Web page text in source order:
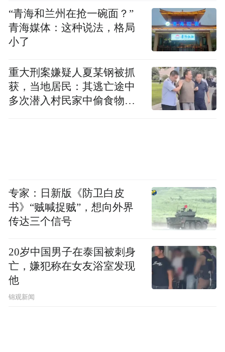
之于青岛，在一定程度上，澎湃的胶州湾是
城市发展的重要引擎。在各地关注拥湾发展
级湾区”。
2023年9月，青岛发布环湾重点地区城市设计
以此为要，若激活湾底的红岛，做好这片战
略留白用地的规划，无疑将使得青岛本土资
源得到无限的放大，同时对于拉开城市骨
“特别声明：以上作品内容(包括在内的视频、图片或音
频)为凤凰网旗下自媒体平台“大风号”用户上传并发
布，本平台仅提供信息存储空间服务。
“青海和兰州在抢一碗面？”
青海媒体：这种说法，格局
小了
重大刑案嫌疑人夏某钢被抓
获，当地居民：其逃亡途中
多次潜入村民家中偷食物被
专家：日新版《防卫白皮
书》“贼喊捉贼”，想向外界
传达三个信号
20岁中国男子在泰国被刺身
亡，嫌犯称在女友浴室发现
他
锦观新闻